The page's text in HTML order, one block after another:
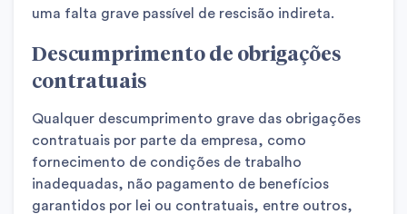
uma falta grave passível de rescisão indireta.
Descumprimento de obrigações
contratuais
Qualquer descumprimento grave das obrigações
contratuais por parte da empresa, como
fornecimento de condições de trabalho
inadequadas, não pagamento de benefícios
garantidos por lei ou contratuais, entre outros,